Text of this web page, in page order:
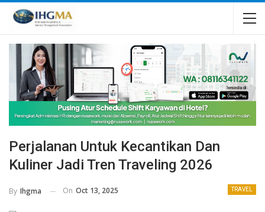
Perjalanan Untuk Kecantikan Dan
Kuliner Jadi Tren Traveling 2026
TRAVEL
By Ihgma On Oct 13, 2025